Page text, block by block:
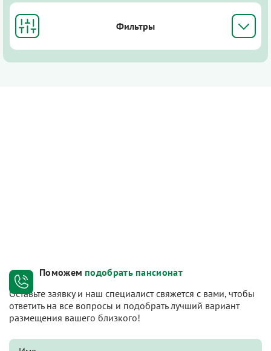
Фильтры
Поможем подобрать пансионат
Оставьте заявку и наш специалист свяжется с вами, чтобы
ответить на все вопросы и подобрать лучший вариант
размещения вашего близкого!